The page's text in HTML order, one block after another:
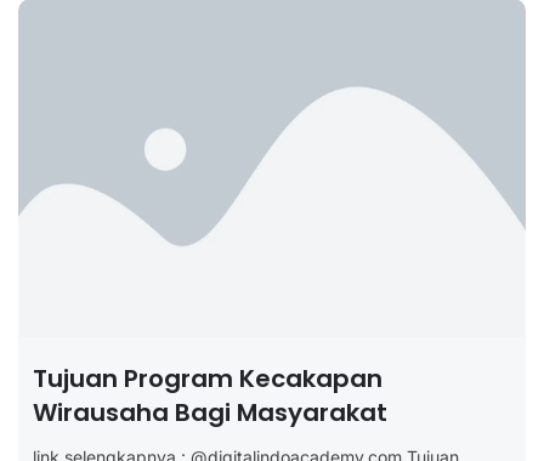
Tujuan Program Kecakapan
Wirausaha Bagi Masyarakat
link selengkapnya : @digitalindoacademy.com Tujuan